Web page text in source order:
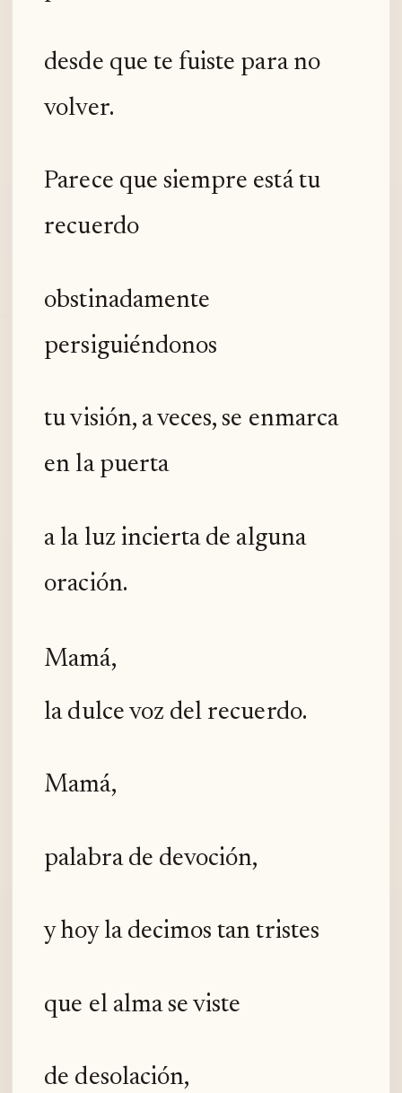
desde que te fuiste para no
volver.
Parece que siempre está tu
recuerdo
obstinadamente
persiguiéndonos
tu visión, a veces, se enmarca
en la puerta
a la luz incierta de alguna
oración.
Mamá,
la dulce voz del recuerdo.
Mamá,
palabra de devoción,
y hoy la decimos tan tristes
que el alma se viste
de desolación,